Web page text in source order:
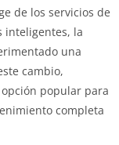
de los servicios de
inteligentes, la
una
cambio,
popular para
completa